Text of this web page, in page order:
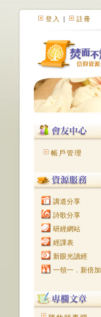
登入 註冊
帳戶管理
講道分享
詩歌分享
研經網站
經課表
新眼光讀經
一領一．新倍加